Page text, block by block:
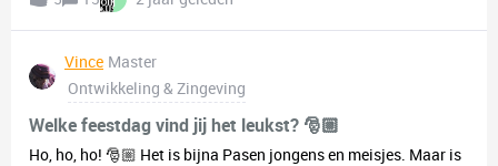
wel konden toveren?! Daarom deze week de vraag welke
magische krachten jij zou willen hebben en wat je ermee zou
willen doen. Sharing is caring! 🪄
Vince Master
Ontwikkeling & Zingeving
Welke feestdag vind jij het leukst? 🎅🏼
Ho, ho, ho! 🎅🏼 Het is bijna Pasen jongens en meisjes. Maar is